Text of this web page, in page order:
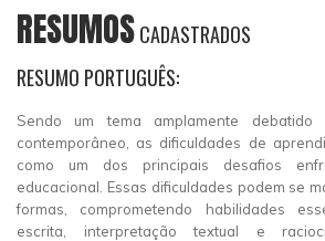
RESUMOSCADASTRADOS
RESUMO PORTUGUÊS:
Sendo um tema amplamente
contemporâneo, as dificuldades de
como um dos principais desafios
educacional. Essas dificuldades podem se
formas, comprometendo habilidades
escrita, interpretação textual e